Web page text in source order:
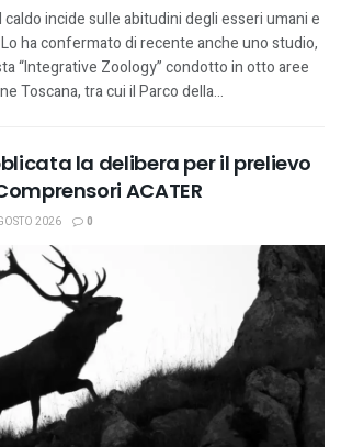
incide sulle abitudini degli esseri umani e
ha confermato di recente anche uno studio,
“Integrative Zoology” condotto in otto aree
Toscana, tra cui il Parco della...
la delibera per il prelievo
ACATER
2026 0